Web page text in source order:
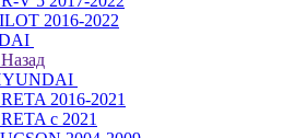
2016-2022
Назад
2016-2021
с 2021